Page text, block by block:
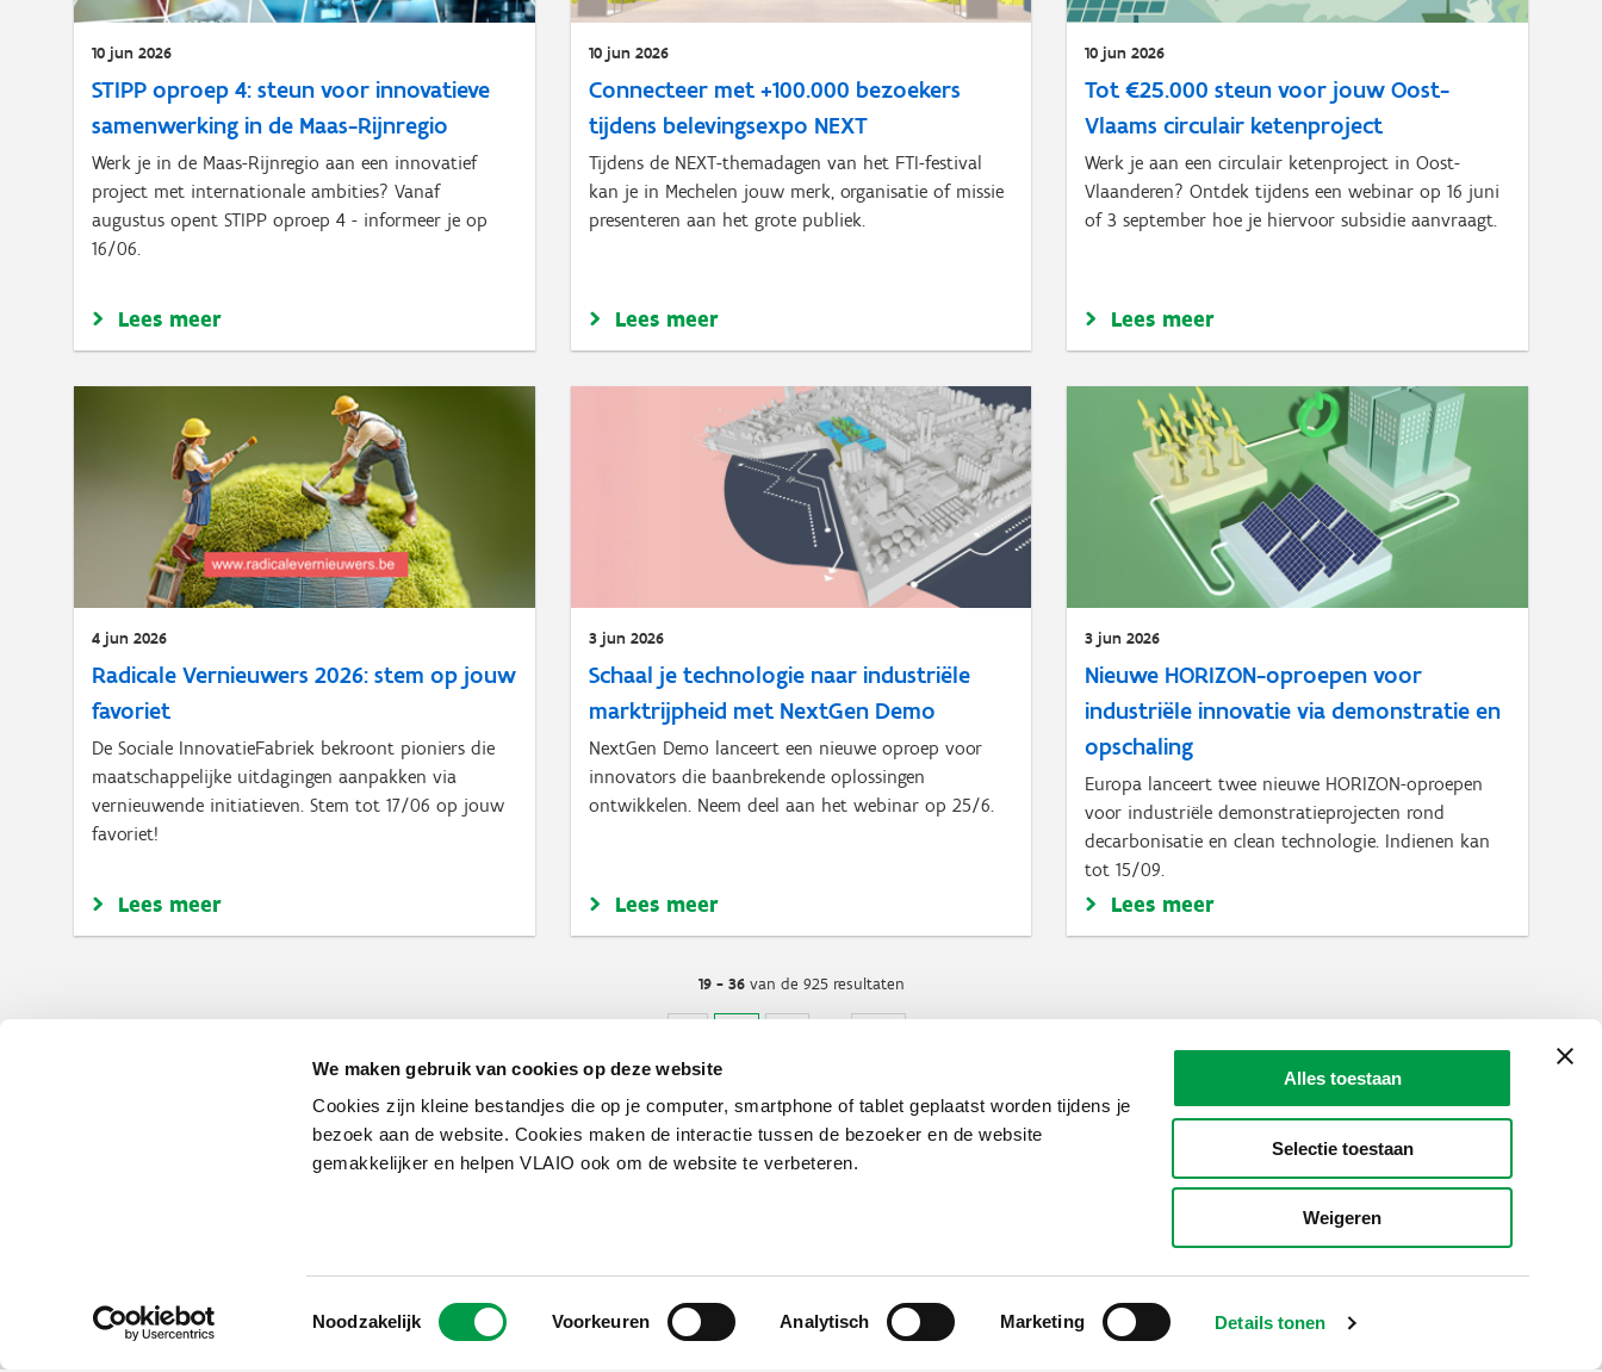
We maken gebruik van cookies op deze website
Cookies zijn kleine bestandjes die op je computer, smartphone of tablet geplaatst worden tijdens je
bezoek aan de website. Cookies maken de interactie tussen de bezoeker en de website
gemakkelijker en helpen VLAIO ook om de website te verbeteren.
Toestemmingsselectie
Noodzakelijk Voorkeuren Analytisch Marketing Details tonen
Alles toestaan
Selectie toestaan
Weigeren
10 jun 2026
STIPP oproep 4: steun voor innovatieve
samenwerking in de Maas-Rijnregio
Werk je in de Maas-Rijnregio aan een innovatief
project met internationale ambities? Vanaf
augustus opent STIPP oproep 4 - informeer je op
16/06.
Lees meer
10 jun 2026
Connecteer met +100.000 bezoekers
tijdens belevingsexpo NEXT
Tijdens de NEXT-themadagen van het FTI-festival
kan je in Mechelen jouw merk, organisatie of missie
presenteren aan het grote publiek.
Lees meer
10 jun 2026
Tot €25.000 steun voor jouw Oost-
Vlaams circulair ketenproject
Werk je aan een circulair ketenproject in Oost-
Vlaanderen? Ontdek tijdens een webinar op 16 juni
of 3 september hoe je hiervoor subsidie aanvraagt.
Lees meer
4 jun 2026
Radicale Vernieuwers 2026: stem op jouw
favoriet
De Sociale InnovatieFabriek bekroont pioniers die
maatschappelijke uitdagingen aanpakken via
vernieuwende initiatieven. Stem tot 17/06 op jouw
favoriet!
Lees meer
3 jun 2026
Schaal je technologie naar industriële
marktrijpheid met NextGen Demo
NextGen Demo lanceert een nieuwe oproep voor
innovators die baanbrekende oplossingen
ontwikkelen. Neem deel aan het webinar op 25/6.
Lees meer
3 jun 2026
Nieuwe HORIZON-oproepen voor
industriële innovatie via demonstratie en
opschaling
Europa lanceert twee nieuwe HORIZON-oproepen
voor industriële demonstratieprojecten rond
decarbonisatie en clean technologie. Indienen kan
tot 15/09.
Lees meer
19 - 36van de 925 resultaten
pagina